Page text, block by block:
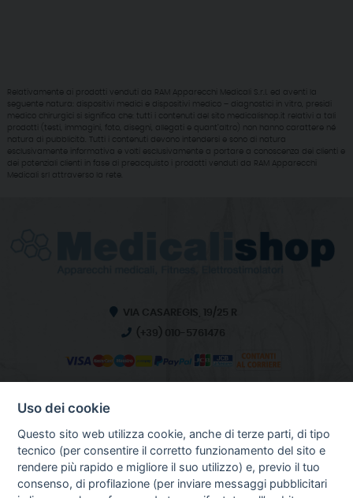
Relativamente ai prodotti venduti da RAM Apparecchi Medicali S.r.l. ed aventi la
seguente natura: dispositivi medici e dispositivi medico – diagnostici in vitro, presidi
medico chirurgici si significa che: tutti i contenuti del sito medicalishop.it relativi a tali
prodotti (testi, immagini, foto, disegni, allegati e quant’altro) non hanno carattere né
natura di pubblicità. Tutti i contenuti devono intendersi e sono di natura
esclusivamente informativa e volti esclusivamente a portare a conoscenza dei clienti e
dei potenziali clienti in fase di preacquisto i prodotti venduti da RAM Apparecchi
Medicali srl attraverso la rete.
VIA CASAREGIS, 19/25 R
(+39) 010-5761476
HOME
CHI SIAMO
NOTIZIE
CONTATTI
Uso dei cookie
Questo sito web utilizza cookie, anche di terze parti, di tipo
tecnico (per consentire il corretto funzionamento del sito e
rendere più rapido e migliore il suo utilizzo) e, previo il tuo
consenso, di profilazione (per inviare messaggi pubblicitari